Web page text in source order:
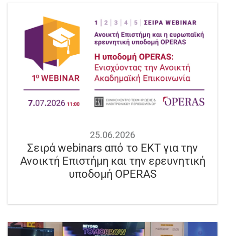
25.06.2026
Σειρά webinars από το ΕΚΤ για την
Ανοικτή Επιστήμη και την ερευνητική
υποδομή OPERAS